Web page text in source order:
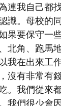
連我自己都
識。母校的
果要保守一
北角、跑馬
我在出來工
沒有非常有
。我們從來